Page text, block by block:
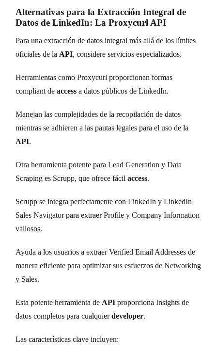
Alternativas para la Extracción Integral de
Datos de LinkedIn: La Proxycurl API
Para una extracción de datos integral más allá de los límites
oficiales de la API, considere servicios especializados.
Herramientas como Proxycurl proporcionan formas
compliant de access a datos públicos de LinkedIn.
Manejan las complejidades de la recopilación de datos
mientras se adhieren a las pautas legales para el uso de la
API.
Otra herramienta potente para Lead Generation y Data
Scraping es Scrupp, que ofrece fácil access.
Scrupp se integra perfectamente con LinkedIn y LinkedIn
Sales Navigator para extraer Profile y Company Information
valiosos.
Ayuda a los usuarios a extraer Verified Email Addresses de
manera eficiente para optimizar sus esfuerzos de Networking
y Sales.
Esta potente herramienta de API proporciona Insights de
datos completos para cualquierdeveloper.
Las características clave incluyen: